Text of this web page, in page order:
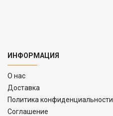
ИНФОРМАЦИЯ
O нас
Доставка
Политика конфиденциальности
Соглашение